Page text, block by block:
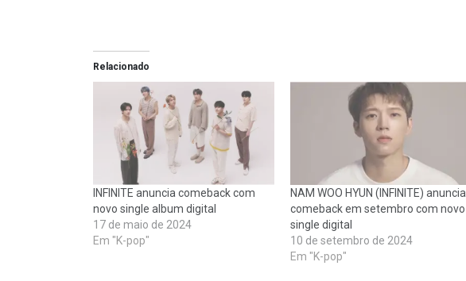
Relacionado
INFINITE anuncia comeback com
novo single album digital
17 de maio de 2024
Em "K-pop"
NAM WOO HYUN (INFINITE) anuncia
comeback em setembro com novo
single digital
10 de setembro de 2024
Em "K-pop"